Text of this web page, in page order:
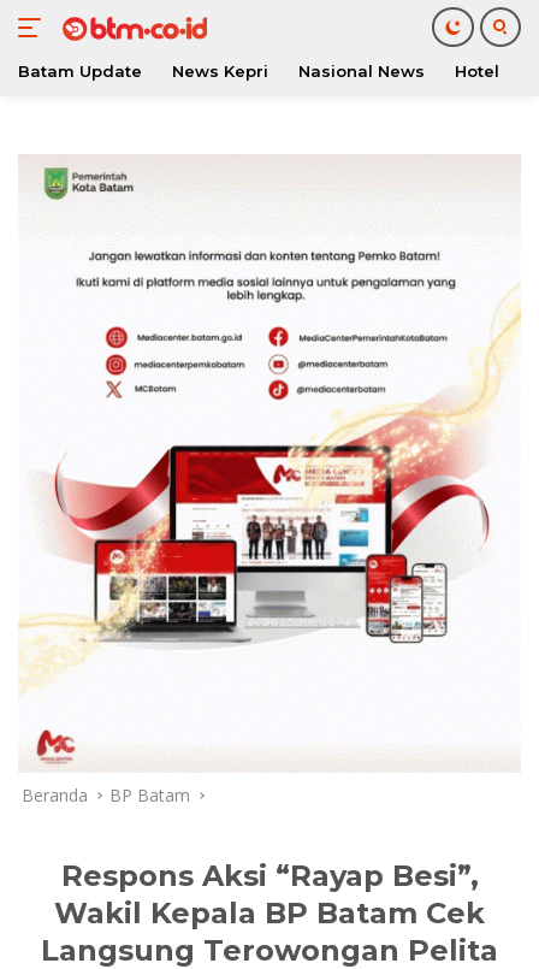
konten
Batam Update News Kepri Nasional News Hotel
Beranda BP Batam
Respons Aksi “Rayap Besi”,
Wakil Kepala BP Batam Cek
Langsung Terowongan Pelita